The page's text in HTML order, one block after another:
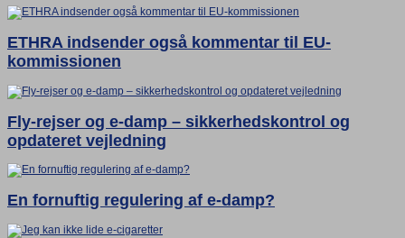
ETHRA indsender også kommentar til EU-
kommissionen
Fly-rejser og e-damp – sikkerhedskontrol og
opdateret vejledning
En fornuftig regulering af e-damp?